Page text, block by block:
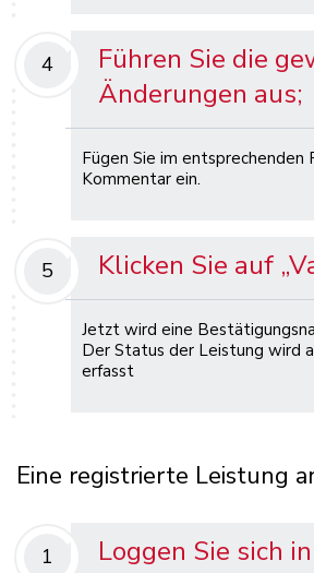
4
Führen Sie die
Änderungen aus;
Fügen Sie im entsprechenden
Kommentar ein.
5 Klicken Sie auf
Jetzt wird eine
Der Status der Leistung wird
erfasst
Eine registrierte Leistung
1
Loggen Sie sich in